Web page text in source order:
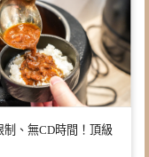
、無CD時間！頂級